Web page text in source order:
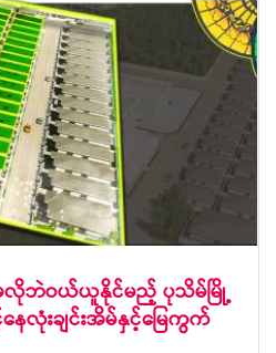
မလိုဘဲဝယ်ယူနိုင်မည့် ပုသိမ်မြို့
လုံးချင်းအိမ်နှင့်မြေကွက်